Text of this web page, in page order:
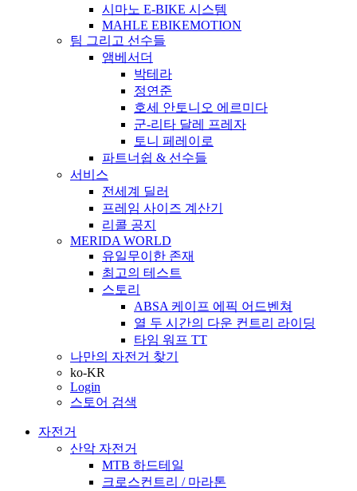
시마노 E-BIKE 시스템
MAHLE EBIKEMOTION
팀 그리고 선수들
앰베서더
박테라
정연준
호세 안토니오 에르미다
군-리타 달레 프레자
토니 페레이로
파트너쉽 & 선수들
서비스
전세계 딜러
프레임 사이즈 계산기
리콜 공지
MERIDA WORLD
유일무이한 존재
최고의 테스트
스토리
ABSA 케이프 에픽 어드벤쳐
열 두 시간의 다운 컨트리 라이딩
타임 워프 TT
나만의 자전거 찾기
ko-KR
Login
스토어 검색
자전거
산악 자전거
MTB 하드테일
크로스컨트리 / 마라톤